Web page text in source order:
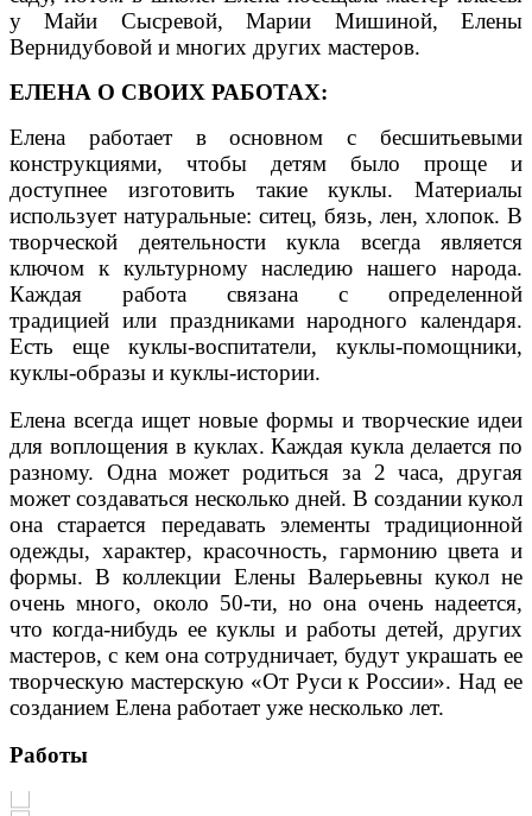
у Майи Сысревой, Марии Мишиной, Елены
Вернидубовой и многих других мастеров.
ЕЛЕНА О СВОИХ РАБОТАХ:
Елена работает в основном с бесшитьевыми
конструкциями, чтобы детям было проще и
доступнее изготовить такие куклы. Материалы
использует натуральные: ситец, бязь, лен, хлопок. В
творческой деятельности кукла всегда является
ключом к культурному наследию нашего народа.
Каждая работа связана с определенной
традицией или праздниками народного календаря.
Есть еще куклы-воспитатели, куклы-помощники,
куклы-образы и куклы-истории.
Елена всегда ищет новые формы и творческие идеи
для воплощения в куклах. Каждая кукла делается по
разному. Одна может родиться за 2 часа, другая
может создаваться несколько дней. В создании кукол
она старается передавать элементы традиционной
одежды, характер, красочность, гармонию цвета и
формы. В коллекции Елены Валерьевны кукол не
очень много, около 50-ти, но она очень надеется,
что когда-нибудь ее куклы и работы детей, других
мастеров, с кем она сотрудничает, будут украшать ее
творческую мастерскую «От Руси к России». Над ее
созданием Елена работает уже несколько лет.
Работы